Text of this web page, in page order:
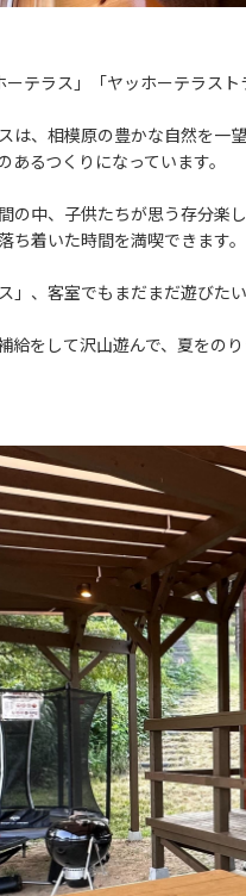
テラス」「ヤッホーテラス
、相模原の豊かな自然を一
るつくりになっています。
の中、子供たちが思う存分
着いた時間を満喫できます。
」、客室でもまだまだ遊びた
をして沢山遊んで、夏をのり